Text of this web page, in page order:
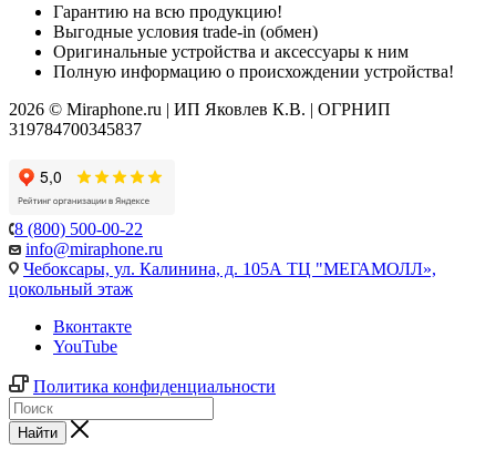
Гарантию на всю продукцию!
Выгодные условия trade-in (обмен)
Оригинальные устройства и аксессуары к ним
Полную информацию о происхождении устройства!
2026 © Miraphone.ru | ИП Яковлев К.В. | ОГРНИП
319784700345837
8 (800) 500-00-22
info@miraphone.ru
Чебоксары, ул. Калинина, д. 105А ТЦ "МЕГАМОЛЛ»,
цокольный этаж
Вконтакте
YouTube
Политика конфиденциальности
Найти